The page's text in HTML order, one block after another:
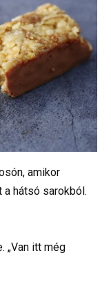
amikor
hátsó sarokból.
„Van itt még